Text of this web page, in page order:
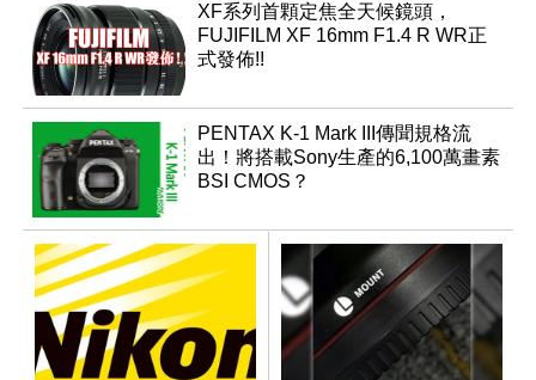
XF系列首顆定焦全天候鏡頭，
FUJIFILM XF 16mm F1.4 R WR正
式發佈!!
PENTAX K-1 Mark III傳聞規格流
出！將搭載Sony生產的6,100萬畫素
BSI CMOS？